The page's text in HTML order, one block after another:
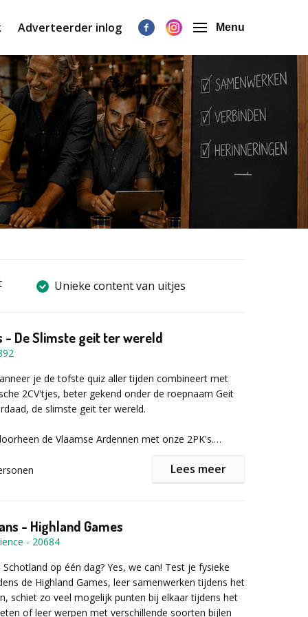
Adverteerder inlog Menu
Unieke content van uitjes
- De Slimste geit ter wereld
je de tofste quiz aller tijden combineert met
2CV'tjes, beter gekend onder de roepnaam Geit
de slimste geit ter wereld.
de Vlaamse Ardennen met onze 2PK's.
punt op kaart.
oplossen van de vragen en raadsels krijgen jullie
de score van de anderen.
op Pladutse 3 volgt de ontknoping en komen we
jullie team voor één jaar de Slimste Geit ter
Lees meer
- Highland Games
- 20684
op één dag? Yes, we can! Test je fysieke
de Highland Games, leer samenwerken tijdens het
schiet zo veel mogelijk punten bij elkaar tijdens het
of leer werpen met verschillende soorten bijlen